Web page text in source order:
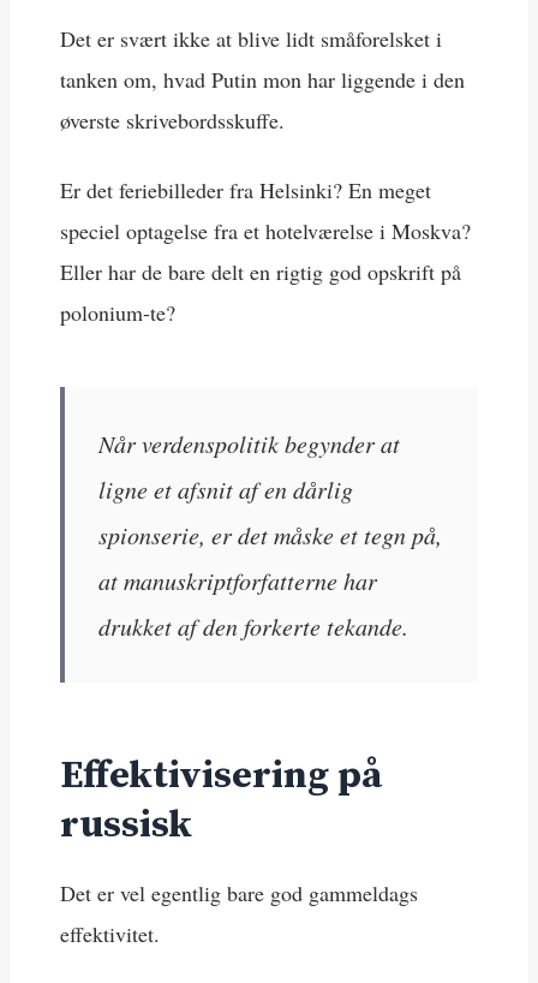
Det er svært ikke at blive lidt småforelsket i
tanken om, hvad Putin mon har liggende i den
øverste skrivebordsskuffe.
Er det feriebilleder fra Helsinki? En meget
speciel optagelse fra et hotelværelse i Moskva?
Eller har de bare delt en rigtig god opskrift på
polonium-te?
Når verdenspolitik begynder at
ligne et afsnit af en dårlig
spionserie, er det måske et tegn på,
at manuskriptforfatterne har
drukket af den forkerte tekande.
Effektivisering på
russisk
Det er vel egentlig bare god gammeldags
effektivitet.